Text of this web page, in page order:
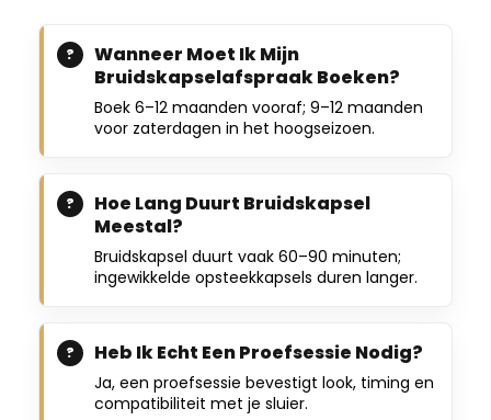
Wanneer Moet Ik Mijn
Bruidskapselafspraak Boeken?
Boek 6–12 maanden vooraf; 9–12 maanden
voor zaterdagen in het hoogseizoen.
Hoe Lang Duurt Bruidskapsel
Meestal?
Bruidskapsel duurt vaak 60–90 minuten;
ingewikkelde opsteekkapsels duren langer.
Heb Ik Echt Een Proefsessie Nodig?
Ja, een proefsessie bevestigt look, timing en
compatibiliteit met je sluier.